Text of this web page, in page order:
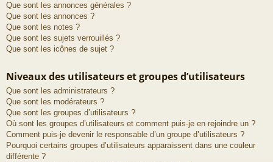
Que sont les annonces générales ?
Que sont les annonces ?
Que sont les notes ?
Que sont les sujets verrouillés ?
Que sont les icônes de sujet ?
Niveaux des utilisateurs et groupes d’utilisateurs
Que sont les administrateurs ?
Que sont les modérateurs ?
Que sont les groupes d’utilisateurs ?
Où sont les groupes d’utilisateurs et comment puis-je en rejoindre un ?
Comment puis-je devenir le responsable d’un groupe d’utilisateurs ?
Pourquoi certains groupes d’utilisateurs apparaissent dans une couleur
différente ?